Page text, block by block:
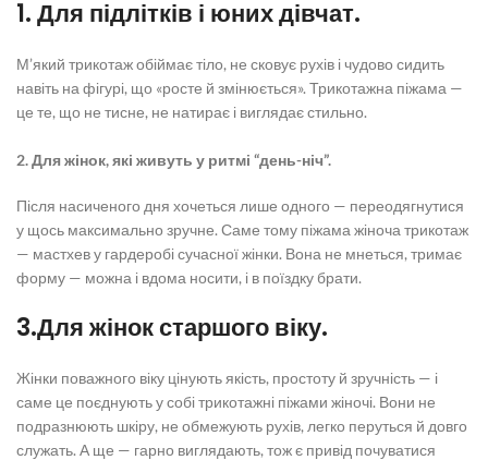
1. Для підлітків і юних дівчат.
М’який трикотаж обіймає тіло, не сковує рухів і чудово сидить
навіть на фігурі, що «росте й змінюється». Трикотажна піжама —
це те, що не тисне, не натирає і виглядає стильно.
2. Для жінок, які живуть у ритмі “день-ніч”.
Після насиченого дня хочеться лише одного — переодягнутися
у щось максимально зручне. Саме тому піжама жіноча трикотаж
— мастхев у гардеробі сучасної жінки. Вона не мнеться, тримає
форму — можна і вдома носити, і в поїздку брати.
3.Для жінок старшого віку.
Жінки поважного віку цінують якість, простоту й зручність — і
саме це поєднують у собітрикотажні піжами жіночі. Вони не
подразнюють шкіру, не обмежують рухів, легко перуться й довго
служать. А ще — гарно виглядають, тож є привід почуватися